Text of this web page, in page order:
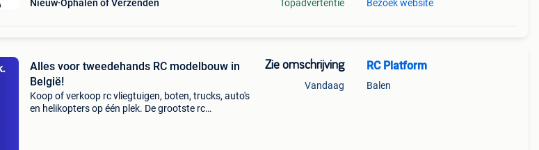
Nieuw Ophalen of Verzenden Topadvertentie Bezoek website
Alles voor tweedehands RC modelbouw in
België!
Koop of verkoop rc vliegtuigen, boten, trucks, auto's
en helikopters op één plek. De grootste rc
Zie omschrijving
Vandaag
RC Platform
Balen